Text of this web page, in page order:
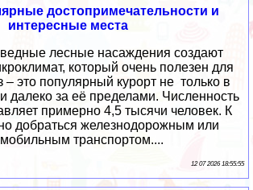
достопримечательности и
интересные места
лесные насаждения создают
который очень полезен для
– это популярный курорт не только в
далеко за её пределами. Численность
примерно 4,5 тысячи человек. К
добраться железнодорожным или
транспортом....
12 07 2026 18:55:55